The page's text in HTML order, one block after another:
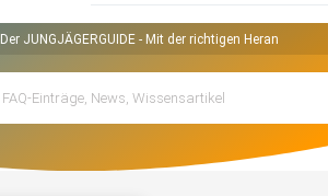
Der JUNGJÄGERGUIDE - Mit der richtigen